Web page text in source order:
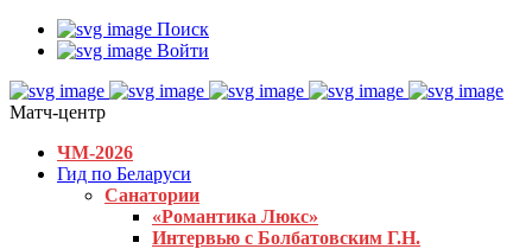
Поиск
Войти
Матч-центр
ЧМ-2026
Гид по Беларуси
Санатории
«Романтика Люкс»
Интервью с Болбатовским Г.Н.